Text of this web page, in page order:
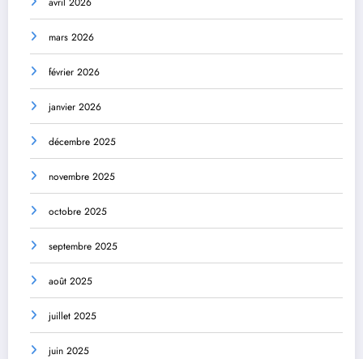
mars 2026
février 2026
janvier 2026
décembre 2025
novembre 2025
octobre 2025
septembre 2025
août 2025
juillet 2025
juin 2025